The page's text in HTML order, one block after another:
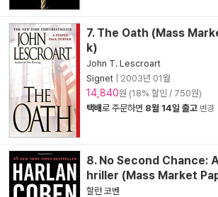
7. The Oath (Mass
k)
John T. Lescroart
Signet
2003년 01월
14,840원 (18% 할인 / 750원)
택배로 주문하면 8월 14일 출고 변경
8. No Second Chance:
hriller (Mass Market
할런 코벤